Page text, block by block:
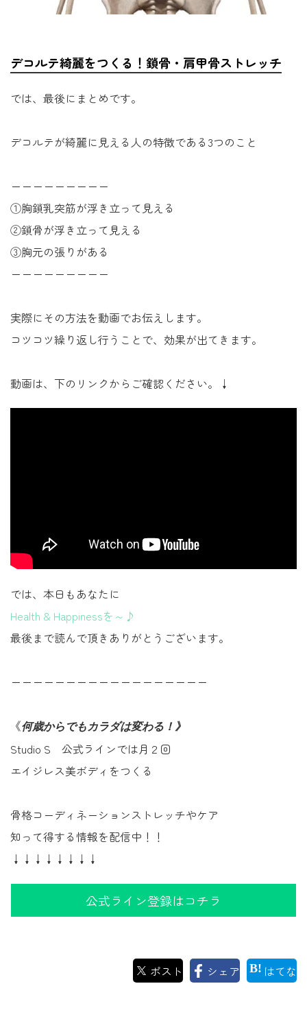
デコルテ綺麗をつくる！鎖骨・肩甲骨ストレッチ
では、最後にまとめです。
デコルテが綺麗に見える人の特徴である3つのこと
ーーーーーーーーー
①胸鎖乳突筋が浮き立って見える
②鎖骨が浮き立って見える
③胸元の張りがある
ーーーーーーーーー
実際にその方法を動画でお伝えします。
コツコツ繰り返し行うことで、効果が出てきます。
動画は、下のリンクからご確認ください。↓
では、本日もあなたに
Health & Happinessを～♪
最後まで読んで頂きありがとうございます。
ーーーーーーーーーーーーーーーーーー
《何歳からでもカラダは変わる！》
Studio S 公式ラインでは月２回
エイジレス美ボディをつくる
骨格コーディネーションストレッチやケア
知って得する情報を配信中！！
↓↓↓↓↓↓↓↓
公式ライン登録はコチラ
ポスト シェア はてな